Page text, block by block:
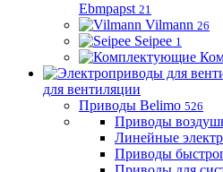
Ebmpapst 21
Vilmann 26
Seipee 1
для вентиляции
Приводы Belimo 526
Приводы
Линейные
Приводы